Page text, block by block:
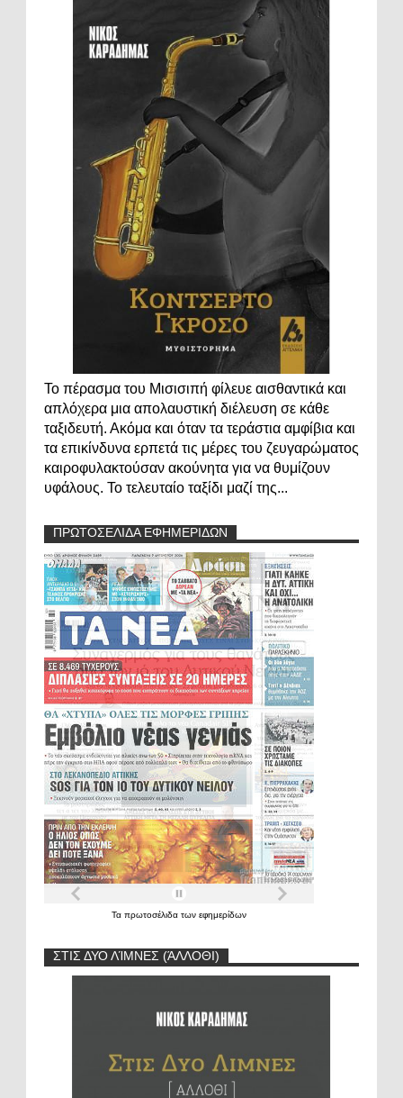
Το πέρασμα του Μισισιπή φίλευε αισθαντικά και
απλόχερα μια απολαυστική διέλευση σε κάθε
ταξιδευτή. Ακόμα και όταν τα τεράστια αμφίβια και
τα επικίνδυνα ερπετά τις μέρες του ζευγαρώματος
καιροφυλακτούσαν ακούνητα για να θυμίζουν
υφάλους. Το τελευταίο ταξίδι μαζί της...
ΠΡΩΤΟΣΕΛΙΔΑ ΕΦΗΜΕΡΙΔΩΝ
Τα πρωτοσέλιδα των εφημερίδων
ΣΤΙΣ ΔΥΟ ΛΊΜΝΕΣ (ΆΛΛΟΘΙ)